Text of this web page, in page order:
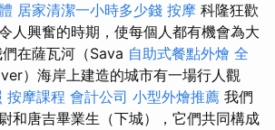
居家清潔一小時多少錢 按摩 科隆狂歡
人興奮的時期，使每個人都有機會為大
在薩瓦河（Sava 自助式餐點外燴 全
）海岸上建造的城市有一場行人觀
按摩課程 會計公司 小型外燴推薦 我們
和唐吉畢業生（下城），它們共同構成